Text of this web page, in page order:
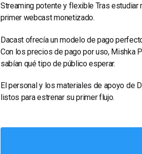
Streaming potente y flexible Tras estudiar
primer webcast monetizado.
Dacast ofrecía un modelo de pago
Con los precios de pago por uso, Mishka
sabían qué tipo de público esperar.
El personal y los materiales de apoyo de
listos para estrenar su primer flujo.